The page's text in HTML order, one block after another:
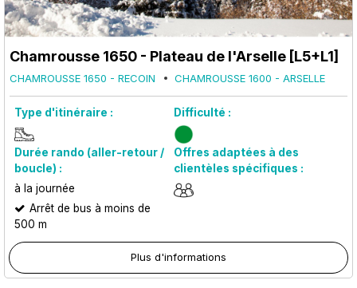
Chamrousse 1650 - Plateau de l'Arselle [L5+L1]
CHAMROUSSE 1650 - RECOIN CHAMROUSSE 1600 - ARSELLE
Type d'itinéraire : Difficulté :
Durée rando (aller-retour /
boucle) :
à la journée
Offres adaptées à des
clientèles spécifiques :
Arrêt de bus à moins de
500 m
Plus d'informations